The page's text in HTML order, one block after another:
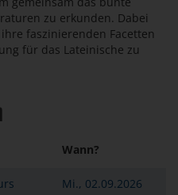
zu erkunden. Dabei
faszinierenden Facetten
für das Lateinische zu
Wann?
Mi., 02.09.2026